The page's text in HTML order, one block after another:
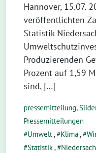
Hannover, 15.07.
veröffentlichten
Statistik
Produzierenden
Prozent auf 1,59
sind, […]
pressemitteilung,
Pressemitteilungen
Umwelt, Klima,
Statistik,